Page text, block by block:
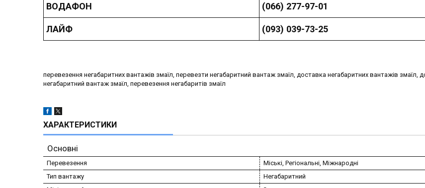
ВОДАФОН (066) 277-97-01
ЛАЙФ (093) 039-73-25
перевезення негабаритних вантажів змаїл, перевезти негабаритний вантаж змаїл, доставка негабаритних вантажів змаїл,
негабаритний вантаж змаїл, перевезення негабаритів змаїл
ХАРАКТЕРИСТИКИ
Основні
Перевезення
Міські, Регіональні, Міжнародні
Тип вантажу
Негабаритний